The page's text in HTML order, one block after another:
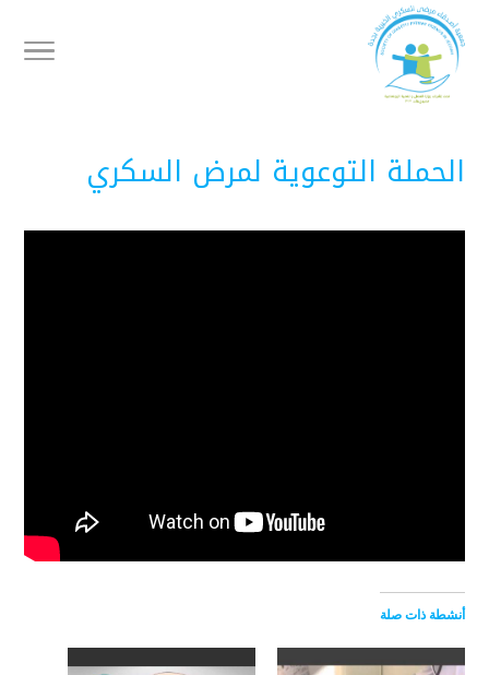
الحملة التوعوية لمرض السكري
أنشطة ذات صلة